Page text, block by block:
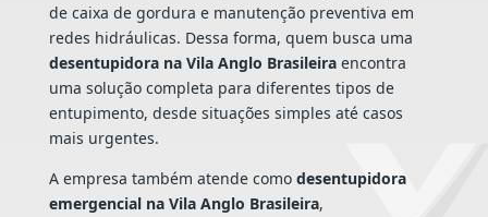
de caixa de gordura e manutenção preventiva em
redes hidráulicas. Dessa forma, quem busca uma
desentupidora na Vila Anglo Brasileiraencontra
uma solução completa para diferentes tipos de
entupimento, desde situações simples até casos
mais urgentes.
A empresa também atende como desentupidora
emergencial na Vila Anglo Brasileira,